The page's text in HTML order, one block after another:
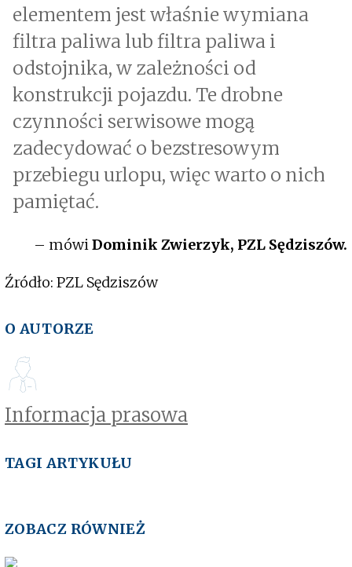
elementem jest właśnie wymiana
filtra paliwa lub filtra paliwa i
odstojnika, w zależności od
konstrukcji pojazdu. Te drobne
czynności serwisowe mogą
zadecydować o bezstresowym
przebiegu urlopu, więc warto o nich
pamiętać.
– mówiDominik Zwierzyk, PZL Sędziszów.
Źródło: PZL Sędziszów
O AUTORZE
Informacja prasowa
TAGI ARTYKUŁU
ZOBACZ RÓWNIEŻ